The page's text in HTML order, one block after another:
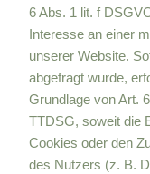
6 Abs. 1 lit. f
Interesse an einer
unserer Website.
abgefragt wurde,
Grundlage von Art.
TTDSG, soweit die
Cookies oder den
des Nutzers (z. B.